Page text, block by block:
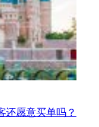
还愿意买单吗？